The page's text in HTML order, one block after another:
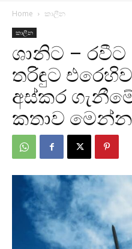
Home කාලීන
කාලීන
ශානිට –
තරිඳුට
අස්කර
කතාව මෙන්න